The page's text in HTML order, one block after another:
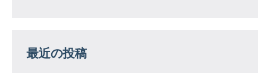
最近の投稿